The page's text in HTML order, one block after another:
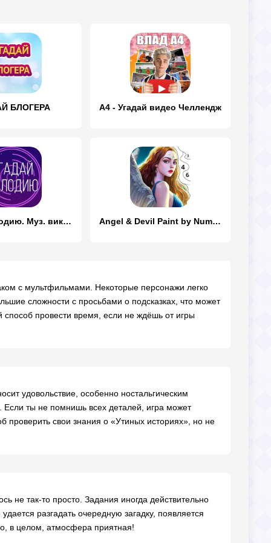
БЛОГЕРА А4 - Угадай видео Челлендж
Угадай мелодию. Муз. викторина Angel & Devil Paint by Number
с мультфильмами. Некоторые персонажи легко
сложности с просьбами о подсказках, что может
провести время, если не ждёшь от игры
удовольствие, особенно ностальгическим
ты не помнишь всех деталей, игра может
свои знания о «Утиных историях», но не
не так-то просто. Задания иногда действительно
разгадать очередную загадку, появляется
в целом, атмосфера приятная!